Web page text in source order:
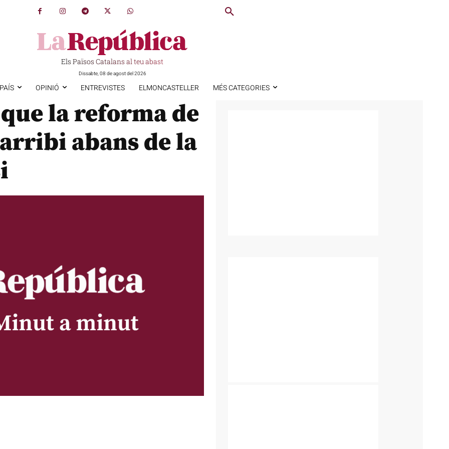
Els Països Catalans al teu abast
Dissabte, 08 de agost del 2026
OPINIÓ ENTREVISTES ELMONCASTELLER MÉS CATEGORIES
la reforma de
abans de la